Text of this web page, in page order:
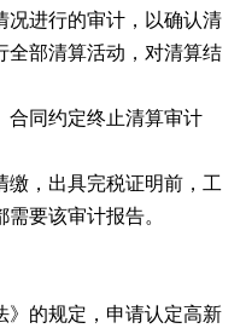
况进行的审计，以确认清
全部清算活动，对清算结
合同约定终止清算审计
缴，出具完税证明前，工
要该审计报告。
》的规定，申请认定高新